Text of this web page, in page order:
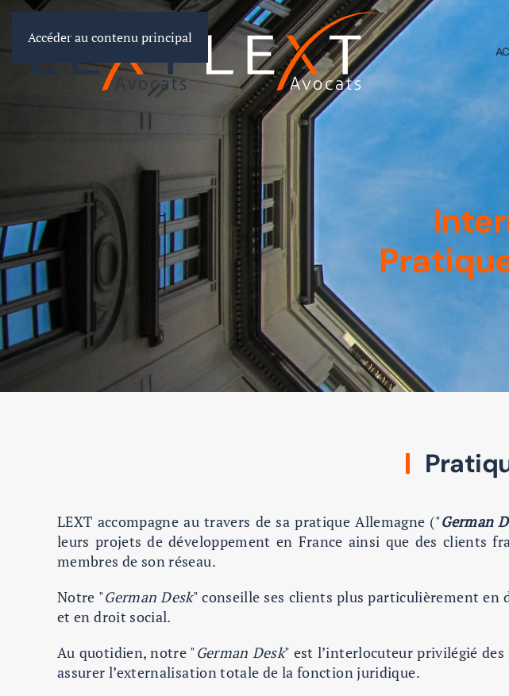
Accéder au contenu principal
LEXT accompagne au travers de sa pratique Allemagne ("German
leurs projets de développement en France ainsi que des clients
membres de son réseau.
Notre "German Desk" conseille ses clients plus particulièrement
et en droit social.
Au quotidien, notre "German Desk" est l’interlocuteur privilégié
assurer l’externalisation totale de la fonction juridique.